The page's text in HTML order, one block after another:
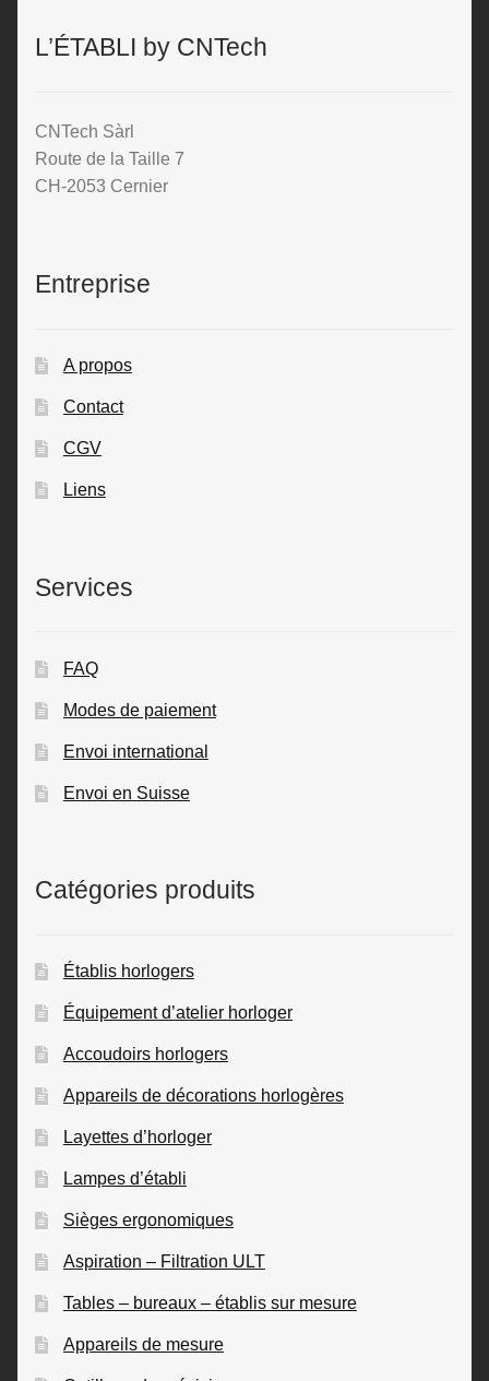
L’ÉTABLI by CNTech
CNTech Sàrl
Route de la Taille 7
CH-2053 Cernier
Entreprise
A propos
Contact
CGV
Liens
Services
FAQ
Modes de paiement
Envoi international
Envoi en Suisse
Catégories produits
Établis horlogers
Équipement d’atelier horloger
Accoudoirs horlogers
Appareils de décorations horlogères
Layettes d’horloger
Lampes d’établi
Sièges ergonomiques
Aspiration – Filtration ULT
Tables – bureaux – établis sur mesure
Appareils de mesure